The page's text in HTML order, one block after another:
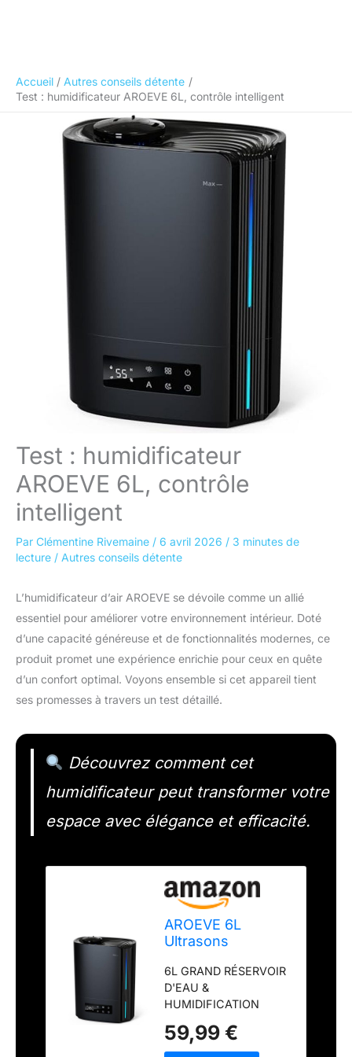
Accueil
Autres conseils détente
Test : humidificateur AROEVE 6L, contrôle intelligent
Test : humidificateur
AROEVE 6L, contrôle
intelligent
Par Clémentine Rivemaine / 6 avril 2026 / 3 minutes de
lecture / Autres conseils détente
L’humidificateur d’air AROEVE se dévoile comme un allié
essentiel pour améliorer votre environnement intérieur. Doté
d’une capacité généreuse et de fonctionnalités modernes, ce
produit promet une expérience enrichie pour ceux en quête
d’un confort optimal. Voyons ensemble si cet appareil tient
ses promesses à travers un test détaillé.
Découvrez comment cet
humidificateur peut transformer votre
espace avec élégance et efficacité.
AROEVE 6L
Ultrasons
d'Air Chambre 60h
Silencieux 25dB
6L GRAND RÉSERVOIR
D'EAU &
HUMIDIFICATION
humidificateur d'air
chambre possède un
59,99 €